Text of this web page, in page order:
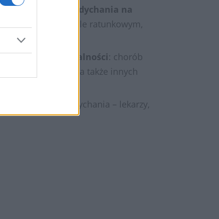
oddychania na
szpitalnym oddziale ratunkowym,
różnych specjalności: chorób
rodzinnej, a także innych
oddychania – lekarzy,